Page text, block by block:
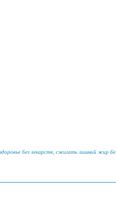
без лекарств, сжигать лишний жир